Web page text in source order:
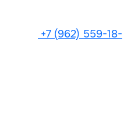
+7 (962) 559-18-